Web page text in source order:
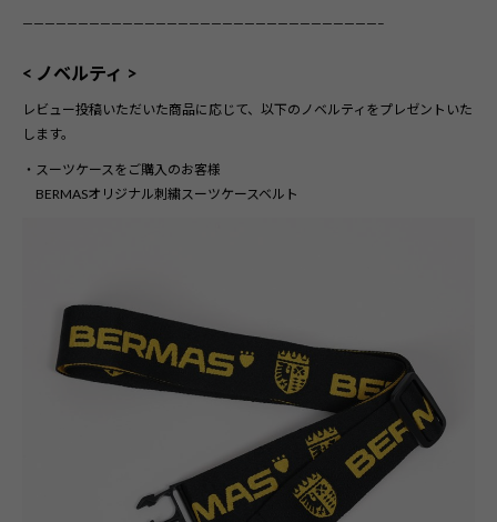
————————————————————————————————–
< ノベルティ >
レビュー投稿いただいた商品に応じて、以下のノベルティをプレゼントいた
します。
・スーツケースをご購入のお客様
BERMASオリジナル刺繍スーツケースベルト